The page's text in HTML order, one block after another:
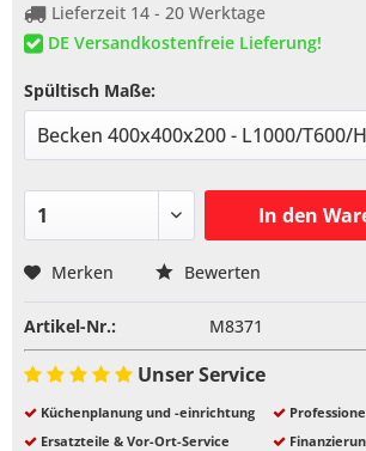
Lieferzeit 14 - 20 Werktage
DE Versandkostenfreie Lieferung!
Spültisch Maße:
In den
Merken Bewerten
Artikel-Nr.: M8371
Unser Service
Küchenplanung und -einrichtung
Ersatzteile & Vor-Ort-Service